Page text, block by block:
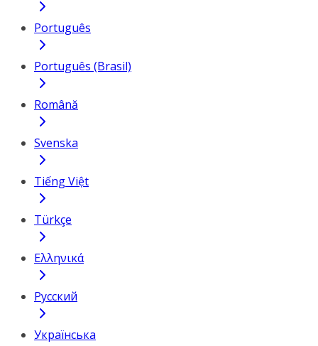
Português
Português (Brasil)
Română
Svenska
Tiếng Việt
Türkçe
Ελληνικά
Русский
Українська